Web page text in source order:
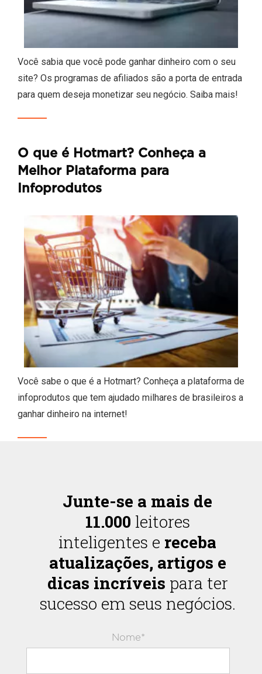
Você sabia que você pode ganhar dinheiro com o seu
site? Os programas de afiliados são a porta de entrada
para quem deseja monetizar seu negócio. Saiba mais!
O que é Hotmart? Conheça a
Melhor Plataforma para
Infoprodutos
Você sabe o que é a Hotmart? Conheça a plataforma de
infoprodutos que tem ajudado milhares de brasileiros a
ganhar dinheiro na internet!
Junte-se a mais de
11.000 leitores
inteligentes e receba
atualizações, artigos e
dicas incríveis para ter
sucesso em seus negócios.
Nome*